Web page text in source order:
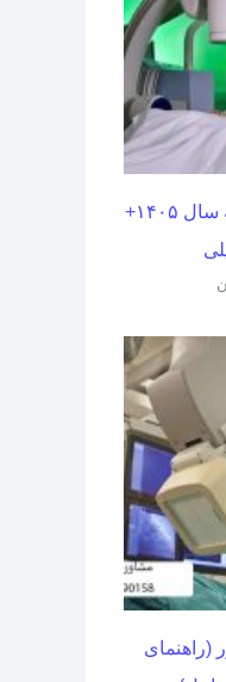
هزینه سنگ کلیه با بیمه سال ۱۴۰۵+
(راهنمای